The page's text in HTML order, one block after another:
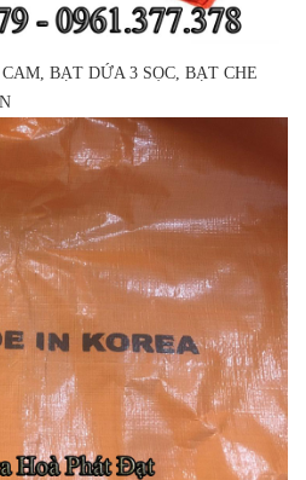
BẠT DỨA 3 SỌC, BẠT CHE